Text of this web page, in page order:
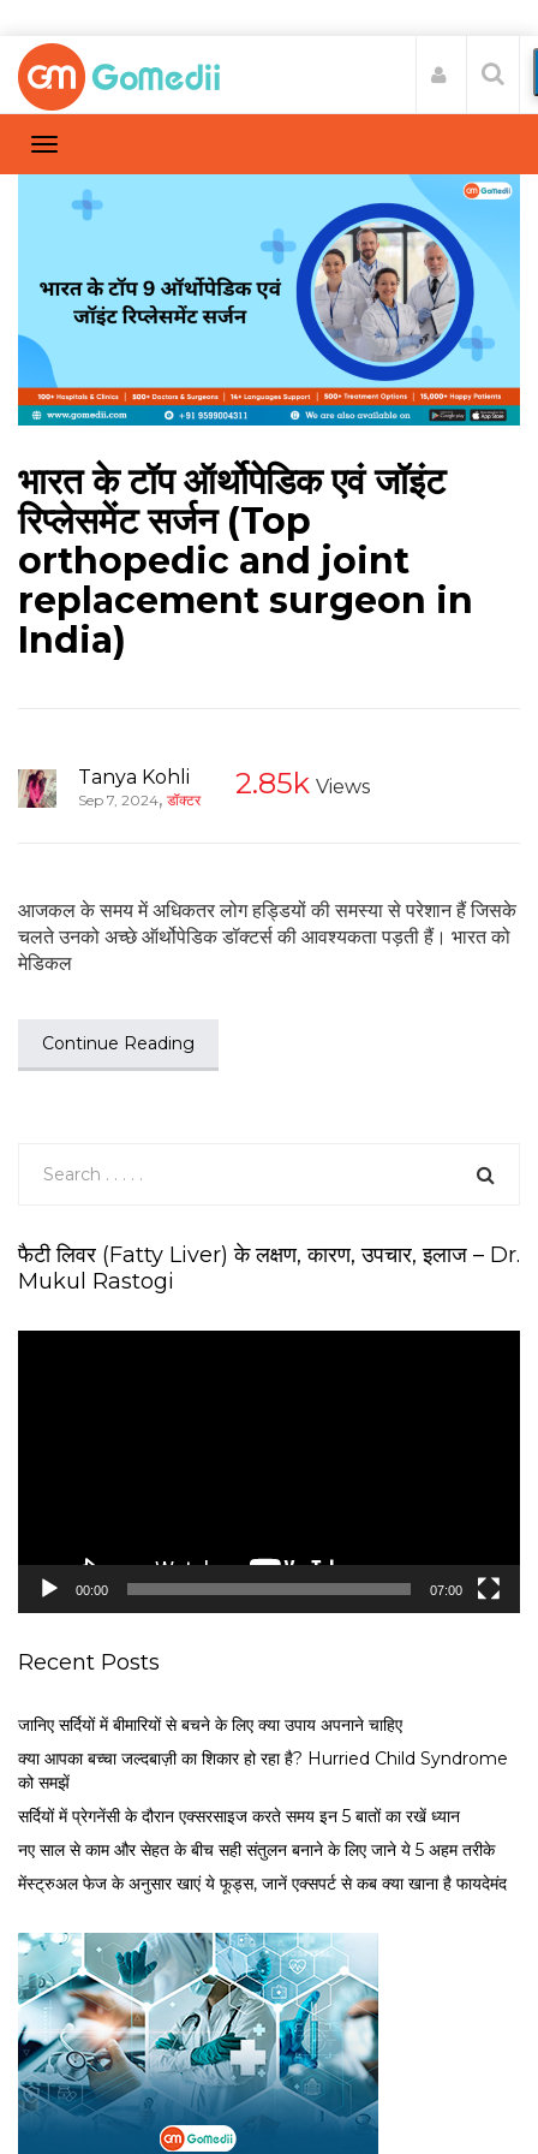
भारत के टॉप ऑर्थोपेडिक एवं जॉइंट
रिप्लेसमेंट सर्जन (Top
orthopedic and joint
replacement surgeon in
India)
Tanya Kohli
Sep 7, 2024, डॉक्टर 2.85k Views
आजकल के समय में अधिकतर लोग हड्डियों की समस्या से परेशान हैं जिसके
चलते उनको अच्छे ऑर्थोपेडिक डॉक्टर्स की आवश्यकता पड़ती हैं। भारत को
मेडिकल
Continue Reading
फैटी लिवर (Fatty Liver) के लक्षण, कारण, उपचार, इलाज – Dr.
Mukul Rastogi
00:00 07:00
Recent Posts
जानिए सर्दियों में बीमारियों से बचने के लिए क्या उपाय अपनाने चाहिए
क्या आपका बच्चा जल्दबाज़ी का शिकार हो रहा है? Hurried Child Syndrome
को समझें
सर्द‍ियों में प्रेगनेंसी के दौरान एक्सरसाइज करते समय इन 5 बातों का रखें ध्यान
नए साल से काम और सेहत के बीच सही संतुलन बनाने के लिए जाने ये 5 अहम तरीके
मेंस्ट्रुअल फेज के अनुसार खाएं ये फूड्स, जानें एक्सपर्ट से कब क्या खाना है फायदेमंद